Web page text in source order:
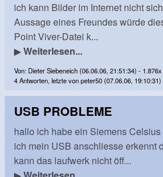
ich kann Bilder im Internet nicht
Aussage eines Freundes würde
Point Viver-Datei k...
▶Weiterlesen...
Von: Dieter Siebeneich (06.06.06, 21:51:34) -
4 Antworten, letzte von peter50 (07.06.06, 19:10:31)
USB PROBLEME
hallo ich habe ein Siemens
ich mein USB anschliesse erkennt
kann das laufwerk nicht öff...